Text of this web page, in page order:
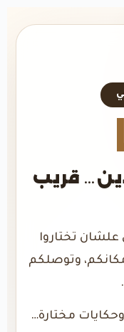
قريب
تختاروا
وتوصلكم
وحكايات مختارة…